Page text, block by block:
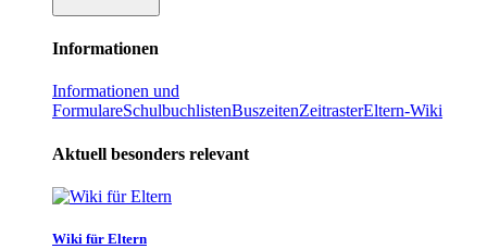
Informationen
Informationen und
FormulareSchulbuchlistenBuszeitenZeitrasterEltern-Wiki
Aktuell besonders relevant
Wiki für Eltern